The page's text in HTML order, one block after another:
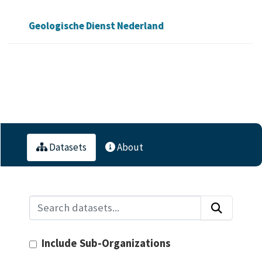
Geologische Dienst Nederland
Datasets About
Include Sub-Organizations